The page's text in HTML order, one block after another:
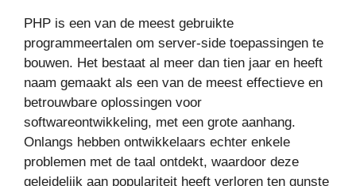
PHP is een van de meest gebruikte
programmeertalen om server-side toepassingen te
bouwen. Het bestaat al meer dan tien jaar en heeft
naam gemaakt als een van de meest effectieve en
betrouwbare oplossingen voor
softwareontwikkeling, met een grote aanhang.
Onlangs hebben ontwikkelaars echter enkele
problemen met de taal ontdekt, waardoor deze
geleidelijk aan populariteit heeft verloren ten gunste